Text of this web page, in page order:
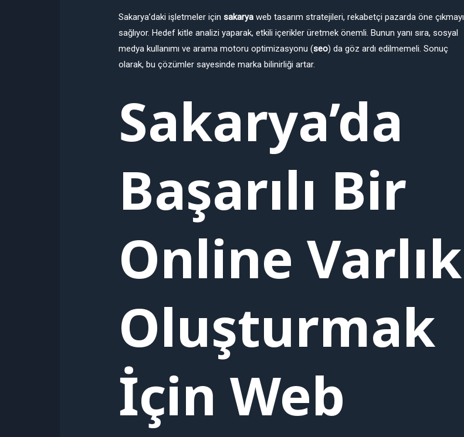
Sakarya’daki işletmeler içinsakarya web tasarım stratejileri, rekabetçi pazarda öne çıkmayı
sağlıyor. Hedef kitle analizi yaparak, etkili içerikler üretmek önemli. Bunun yanı sıra, sosyal
medya kullanımı ve arama motoru optimizasyonu (seo) da göz ardı edilmemeli. Sonuç
olarak, bu çözümler sayesinde marka bilinirliği artar.
Sakarya’da
Başarılı Bir
Online Varlık
Oluşturmak
İçin Web